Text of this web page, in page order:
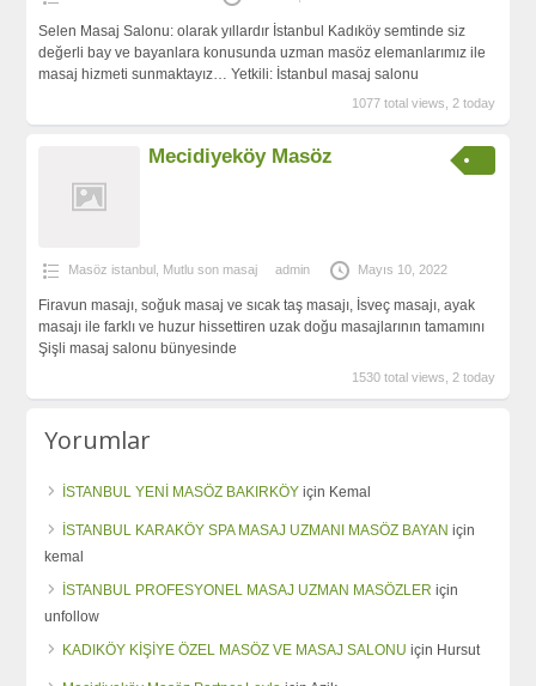
Selen Masaj Salonu: olarak yıllardır İstanbul Kadıköy semtinde siz
değerli bay ve bayanlara konusunda uzman masöz elemanlarımız ile
masaj hizmeti sunmaktayız… Yetkili: İstanbul masaj salonu
1077 total views, 2 today
Mecidiyeköy Masöz
Masöz istanbul, Mutlu son masaj admin Mayıs 10, 2022
Firavun masajı, soğuk masaj ve sıcak taş masajı, İsveç masajı, ayak
masajı ile farklı ve huzur hissettiren uzak doğu masajlarının tamamını
Şişli masaj salonu bünyesinde
1530 total views, 2 today
Yorumlar
İSTANBUL YENİ MASÖZ BAKIRKÖY için Kemal
İSTANBUL KARAKÖY SPA MASAJ UZMANI MASÖZ BAYAN için
kemal
İSTANBUL PROFESYONEL MASAJ UZMAN MASÖZLER için
unfollow
KADIKÖY KİŞİYE ÖZEL MASÖZ VE MASAJ SALONU için Hursut